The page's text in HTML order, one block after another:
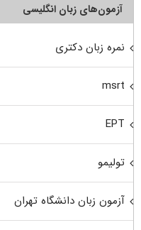
آزمون‌های زبان انگلیسی
نمره زبان دکتری
msrt
EPT
تولیمو
آزمون زبان دانشگاه تهران